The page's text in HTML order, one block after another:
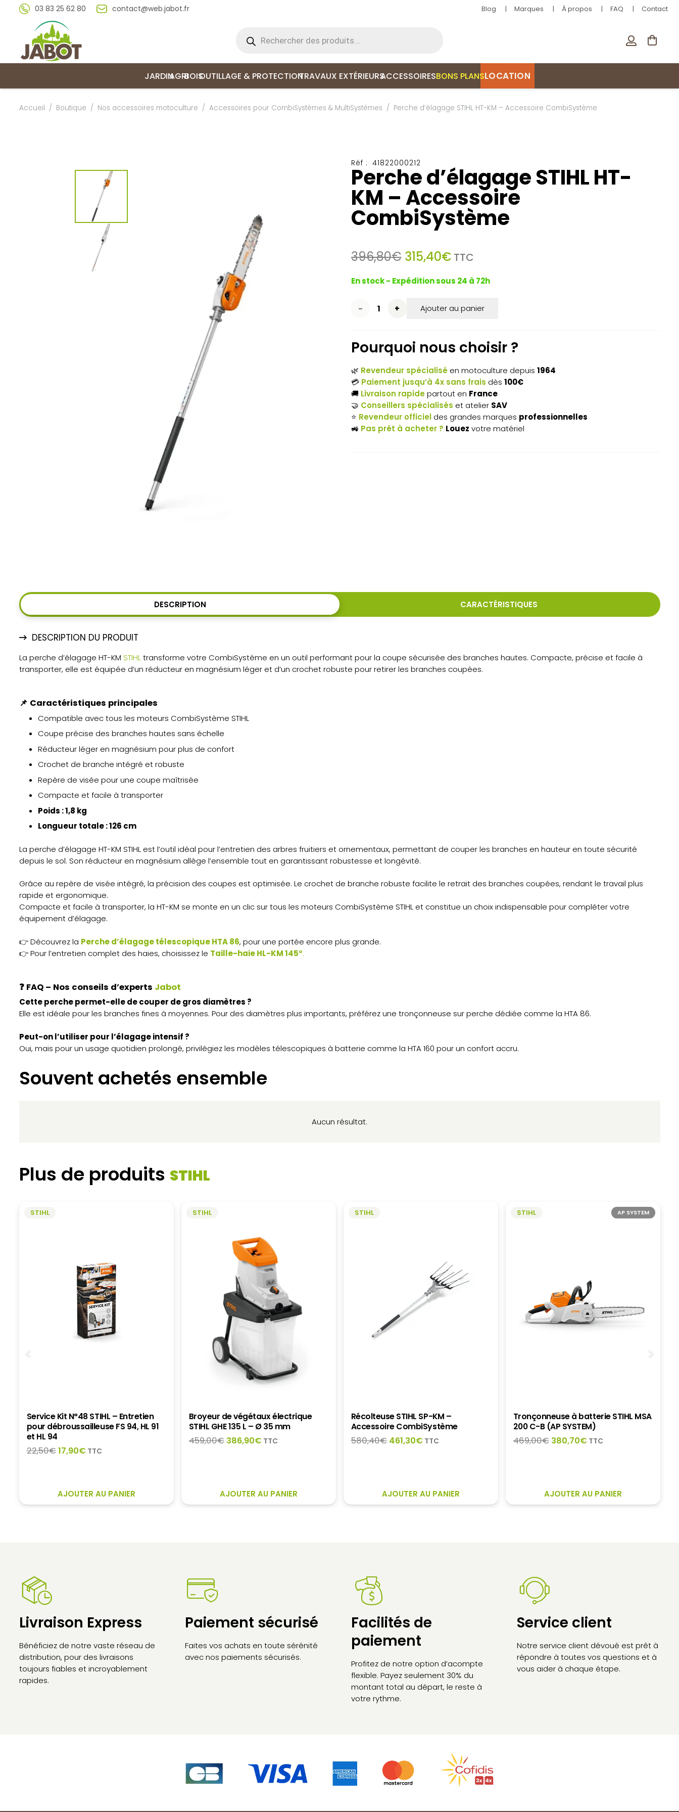
03 83 25 62 80 contact@web.jabot.fr Blog Marques À propos FAQ Contact
produits
JARDINAGRIBOISOUTILLAGE & PROTECTIONTRAVAUX EXTÉRIEURSACCESSOIRESBONS PLANSLOCATION
Accueil / Boutique / Nos accessoires motoculture / Accessoires pour CombiSystèmes & MultiSystèmes / Perche d’élagage STIHL HT-KM – Accessoire CombiSystème
Réf : 41822000212
Perche d’élagage STIHL HT-
KM – Accessoire
CombiSystème
396,80€ Le
prix
initial
396,80€.
315,40€Le
actuel
315,40€.
TTC
En stock - Expédition sous 24 à 72h
quantité
Perche
STIHL
HT-
KM –
Ajouter au panier
Pourquoi nous choisir ?
🌿 Revendeur spécialiséen motoculture depuis 1964
💳 Paiement jusqu’à 4x sans frais dès 100€
🚚 Livraison rapidepartout en France
🤝 Conseillers spécialisés et atelier SAV
⭐ Revendeur officieldes grandes marques professionnelles
🚜 Pas prêt à acheter ? Louez votre matériel
DESCRIPTION CARACTÉRISTIQUES
DESCRIPTION DU PRODUIT
La perche d’élagage HT-KM STIHLtransforme votre CombiSystème en un outil performant pour la coupe sécurisée des branches hautes. Compacte, précise et facile à
transporter, elle est équipée d’un réducteur en magnésium léger et d’un crochet robuste pour retirer les branches coupées.
📌 Caractéristiques principales
Compatible avec tous les moteurs CombiSystème STIHL
Coupe précise des branches hautes sans échelle
Réducteur léger en magnésium pour plus de confort
Crochet de branche intégré et robuste
Repère de visée pour une coupe maîtrisée
Compacte et facile à transporter
Poids : 1,8 kg
Longueur totale : 126 cm
La perche d’élagage HT-KM STIHL est l’outil idéal pour l’entretien des arbres fruitiers et ornementaux, permettant de couper les branches en hauteur en toute sécurité
depuis le sol. Son réducteur en magnésium allège l’ensemble tout en garantissant robustesse et longévité.
Grâce au repère de visée intégré, la précision des coupes est optimisée. Le crochet de branche robuste facilite le retrait des branches coupées, rendant le travail plus
rapide et ergonomique.
Compacte et facile à transporter, la HT-KM se monte en un clic sur tous les moteurs CombiSystème STIHL et constitue un choix indispensable pour compléter votre
équipement d’élagage.
👉 Découvrez la Perche d’élagage télescopique HTA 86, pour une portée encore plus grande.
👉 Pour l’entretien complet des haies, choisissez le Taille-haie HL-KM 145°.
❓ FAQ – Nos conseils d’experts Jabot
Cette perche permet-elle de couper de gros diamètres ?
Elle est idéale pour les branches fines à moyennes. Pour des diamètres plus importants, préférez une tronçonneuse sur perche dédiée comme la HTA 86.
Peut-on l’utiliser pour l’élagage intensif ?
Oui, mais pour un usage quotidien prolongé, privilégiez les modèles télescopiques à batterie comme la HTA 160 pour un confort accru.
Souvent achetés ensemble
Aucun résultat.
Plus de produits STIHL
STIHL
Service Kit N°48 STIHL – Entretien
pour débroussailleuse FS 94, HL 91
et HL 94
22,50€Le
22,50€.
17,90€Le
17,90€.
TTC
AJOUTER AU PANIER
STIHL
Broyeur de végétaux électrique
STIHL GHE 135 L – Ø 35 mm
459,00€ Le
386,90€Le
TTC
AJOUTER AU PANIER
STIHL
Récolteuse STIHL SP-KM –
Accessoire CombiSystème
580,40€ Le
461,30€Le
TTC
AJOUTER AU PANIER
AP SYSTEM
STIHL
Tronçonneuse à batterie STIHL MSA
200 C-B (AP SYSTEM)
469,00€ Le
380,70€Le
TTC
AJOUTER AU PANIER
Livraison Express
Bénéficiez de notre vaste réseau de
distribution, pour des livraisons
toujours fiables et incroyablement
rapides.
Paiement sécurisé
Faites vos achats en toute sérénité
avec nos paiements sécurisés.
Facilités de
paiement
Profitez de notre option d’acompte
flexible. Payez seulement 30% du
montant total au départ, le reste à
votre rythme.
Service client
Notre service client dévoué est prêt à
répondre à toutes vos questions et à
vous aider à chaque étape.